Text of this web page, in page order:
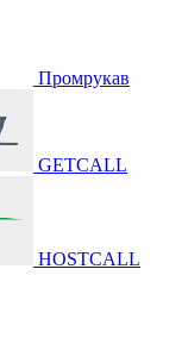
Промрукав
GETCALL
HOSTCALL